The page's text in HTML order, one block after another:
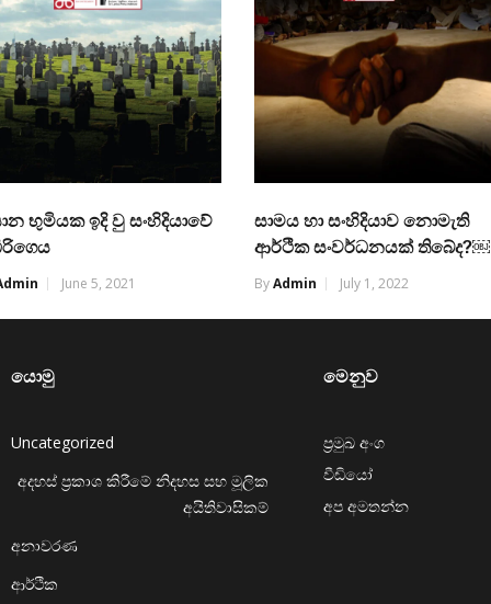
භුමියක ඉදි වු සංහිදියාවේ
June 5, 2021
සාමය හා සංහිදියාව නොමැති
ආර්ථික සංවර්ධනයක් තිබේද?￼
ByAdmin July 1, 2022
යොමු
Uncategorized
අදහස් ප්‍රකාශ කිරීමේ නිදහස සහ මූලික
අයිතිවාසිකම්
අනාවරණ
ආර්ථික
මෙනුව
ප්‍රමුඛ අංග
වීඩියෝ
අප අමතන්න